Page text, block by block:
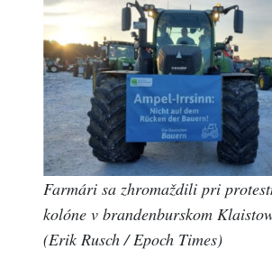
Farmári sa zhromaždili pri
kolóne v brandenburskom
(Erik Rusch / Epoch Times)